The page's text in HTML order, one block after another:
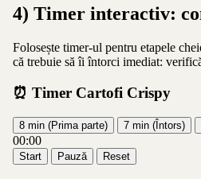
4) Timer interactiv:
Folosește timer-ul pentru etapele
că trebuie să îi întorci imediat:
⏰ Timer Cartofi Crispy
8 min (Prima parte) 7 min (Întors)
00:00
Start Pauză Reset